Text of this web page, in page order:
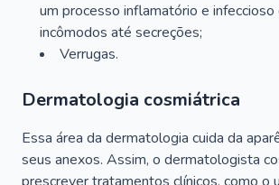
um processo inflamatório e
incômodos até secreções;
Verrugas.
Dermatologia cosmiátrica
Essa área da dermatologia cuida da
seus anexos. Assim, o dermatologista